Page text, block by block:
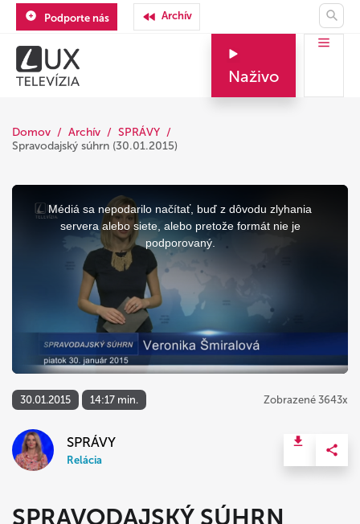
Podporte nás Archív
Naživo
Domov Archív
SPRÁVY
Spravodajský súhrn (30.01.2015)
This
window.
Médiá sa nepodarilo načítať, buď z dôvodu zlyhania
servera alebo siete, alebo pretože formát nie je
podporovaný.
30.01.2015 14:17 min. Zobrazené 3643x
SPRÁVY
Relácia
SPRAVODAJSKÝ SÚHRN